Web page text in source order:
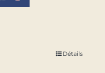
Détails